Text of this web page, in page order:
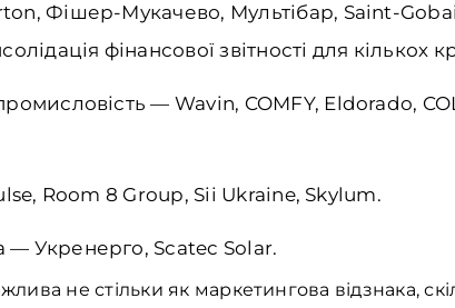
Фішер-Мукачево, Мультібар, Saint-
фінансової звітності для кількох
— Wavin, COMFY, Eldorado,
Room 8 Group, Sii Ukraine, Skylum.
Укренерго, Scatec Solar.
не стільки як маркетингова відзнака,